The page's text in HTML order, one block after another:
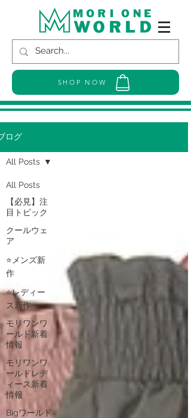
SHOP NOW
ログ
All Posts
【必見】注
目トピック
クールウェ
ア
⭐メンズ新
作
⭐レディー
ス新作
モリワンワ
ールド新着
情報
モリワンワ
ールドレデ
ィース新着
情報
Bigワールド
All Posts